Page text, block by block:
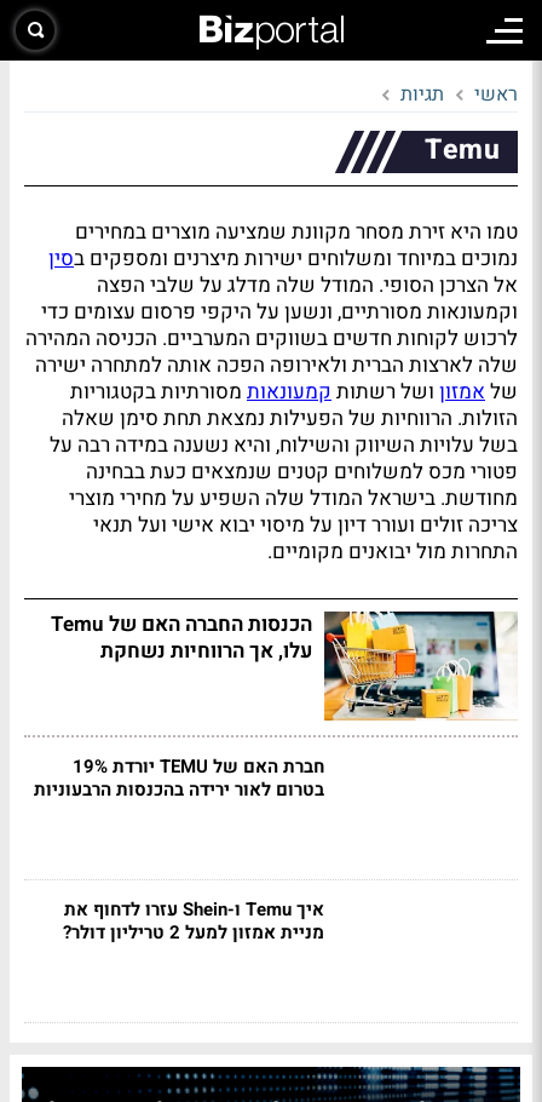
ראשי תגיות
Temu
טמו היא זירת מסחר מקוונת שמציעה מוצרים במחירים
נמוכים במיוחד ומשלוחים ישירות מיצרנים ומספקים בסין
אל הצרכן הסופי. המודל שלה מדלג על שלבי הפצה
וקמעונאות מסורתיים, ונשען על היקפי פרסום עצומים כדי
לרכוש לקוחות חדשים בשווקים המערביים. הכניסה המהירה
שלה לארצות הברית ולאירופה הפכה אותה למתחרה ישירה
שלאמזון ושל רשתותקמעונאות מסורתיות בקטגוריות
הזולות. הרווחיות של הפעילות נמצאת תחת סימן שאלה
בשל עלויות השיווק והשילוח, והיא נשענה במידה רבה על
פטורי מכס למשלוחים קטנים שנמצאים כעת בבחינה
מחודשת. בישראל המודל שלה השפיע על מחירי מוצרי
צריכה זולים ועורר דיון על מיסוי יבוא אישי ועל תנאי
התחרות מול יבואנים מקומיים.
הכנסות החברה האם של Temu
עלו, אך הרווחיות נשחקת
חברת האם של TEMU יורדת 19%
בטרום לאור ירידה בהכנסות הרבעוניות
איך Temu ו-Shein עזרו לדחוף את
מניית אמזון למעל 2 טריליון דולר?